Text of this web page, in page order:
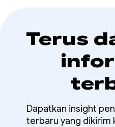
Terus
Dapatkan insight
terbaru yang dikirim